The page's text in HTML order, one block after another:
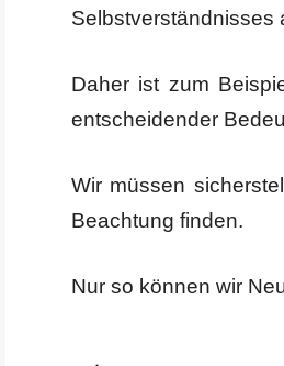
Selbstverständnisses
Daher ist zum
entscheidender
Wir müssen
Beachtung finden.
Nur so können wir